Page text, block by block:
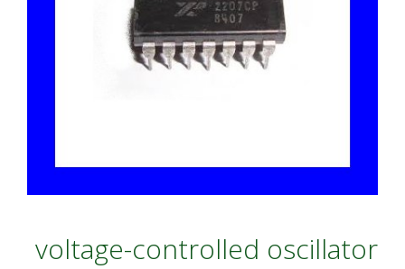
voltage-controlled oscillator